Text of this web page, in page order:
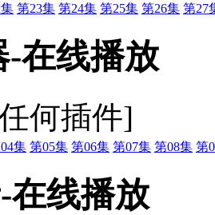
第23集 第24集 第25集 第26集 第27
在线播放
何插件]
集 第05集 第06集 第07集 第08集 第
在线播放